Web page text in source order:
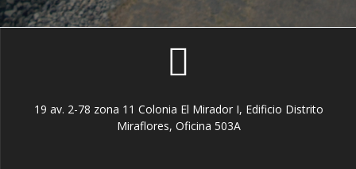
19 av. 2-78 zona 11 Colonia El Mirador I, Edificio Distrito
Miraflores, Oficina 503A